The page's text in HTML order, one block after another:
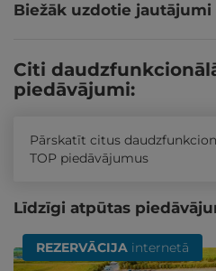
Biežāk uzdotie jautājumi
Citi
piedāvājumi:
Pārskatīt citus
TOP piedāvājumus
Līdzīgi atpūtas
REZERVĀCIJA internetā